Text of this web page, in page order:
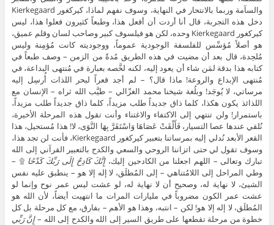
والسآمة وربما بالانتحار في النهاية، وسوف نفهم لماذا، كيركغور Kierkegaard
دخل هذه التجربة، قال أنا أردت أن أفعل هذا، وطبعاً كثيرون فعلوا هذا، ليس
كيركغور Kierkegaard وحده، لكن هو فيلسوف كبير وصاحب لسان وقلم عميق،
هو أصلاً مُؤسِّس للفلسفة الوجودية عموماً، ووجوديته كانت مُؤمِنة وليس
مُلحِدة، قال بعد أن مضيت في هذه الطريق مُدةً من الزمن – وصف طبعاً في
كتابه هذا بدقة لمَن شاء أن يعود إليه، لكنه لخَّصه بعبارة في مُنتهى البداعة، في
مُنتهى الإبداع والروعة! ماذا قال؟ – لم أجد قعراً لبحر اللذات أُرسِل إليه
مرساتي، لا يُوجَد! وبلُغة شيخنا محمد الغزّالي – طيَّب الله ثراه – الإنسان مع
اللذائذ يكون هكذا، كلما ذاق جديداً طلب مزيداً، كلما ذاق جديداً طلب مزيداً،
باستمرار! ولن تنتهي إلى الاكتفاء والاغتناء وأنت تقول هذه المرحلة الأخيرة،
نُلقي عندها عصا التسيار، فَأَلْقَتْ عَصَاهَا وَاسْتَقَرَّ بِهَا النَّوَى، لا! هذا مُستحيل، هذا
القعر الأبعد نُدلي إليه بمرساتنا بتعبير كيركغور Kierkegaard، فأنت لن تجد هذا،
وسوف تقول لي حتى اتزاننا الروحي والسعي والكدح بالتعبير القرآني إلى الله
تبارك وتعالى – اللهم اجعلنا من الكادحين إليك،إِنَّكَ كَادِحٌ إِلَى رَبِّكَ كَدْحًا ۩ –
وطي المراحل إلى اللامُتناهي – إلى المُطلَق، لا إله إلا هو – ينطبق عليه نفس
الشيئ، لا نهاية له، وصحيح أن لا نهاية له، لو عشت ليس عمر نوح وإنما لو
عشت عمر الكون مضروباً في مليارات المرات ما انتهيت أيضاً، لأن الله هو
المُطلَق، لا إله إلا هو! لكن – انتبه، وهذا هو الأهم – بفارق، مع كل مرحلة بل كل
خطوة من مرحلة تقطعها على طريق السير إلى الله والكدح إلى الله –إِنَّ رَبِّي